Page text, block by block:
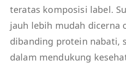
teratas komposisi label.
jauh lebih mudah dicerna
dibanding protein nabati,
dalam mendukung